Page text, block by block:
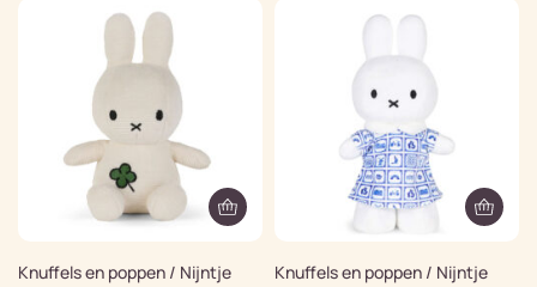
Knuffels en poppen / Nijntje Knuffels en poppen / Nijntje